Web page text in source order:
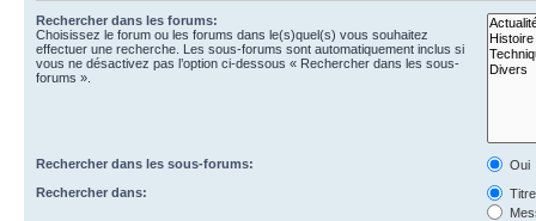
Rechercher dans les forums:
Choisissez le forum ou les forums dans le(s)quel(s) vous souhaitez
effectuer une recherche. Les sous-forums sont automatiquement inclus si
vous ne désactivez pas l’option ci-dessous « Rechercher dans les sous-
forums ».
Rechercher dans les sous-forums:
Oui
Rechercher dans: